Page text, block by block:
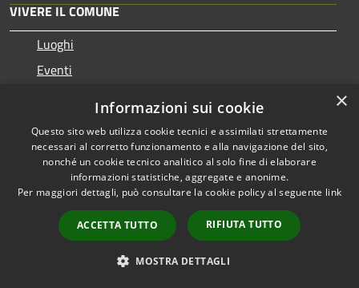
VIVERE IL COMUNE
Luoghi
Eventi
Comune di Caltanissetta
Corso Umberto I, 134
93100 - Caltanissetta
Codice Fiscale: 80001130857
Partita IVA: 00138480850
protocollo@pec.comune.caltanissetta.it
×
Informazioni sui cookie
Questo sito web utilizza cookie tecnici e assimilati strettamente
necessari al corretto funzionamento e alla navigazione del sito,
nonché un cookie tecnico analitico al solo fine di elaborare
informazioni statistiche, aggregate e anonime.
Per maggiori dettagli, può consultare la cookie policy al seguente link
ACCETTA TUTTO RIFIUTA TUTTO
MOSTRA DETTAGLI